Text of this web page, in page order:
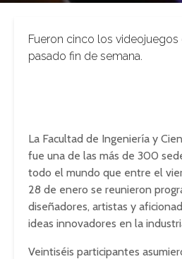
Fueron cinco los
pasado fin de semana.
La Facultad de Ingeniería y
fue una de las más de 300
todo el mundo que entre el
28 de enero se reunieron
diseñadores, artistas y
ideas innovadores en la
Veintiséis participantes